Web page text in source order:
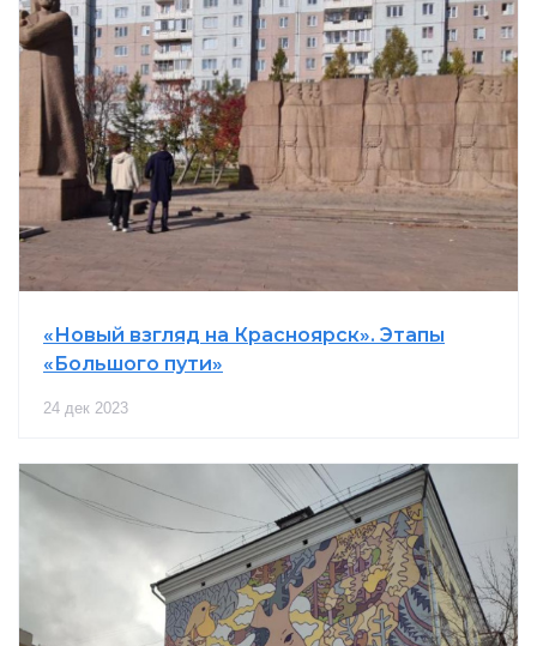
«Новый взгляд на Красноярск». Этапы
«Большого пути»
24 дек 2023